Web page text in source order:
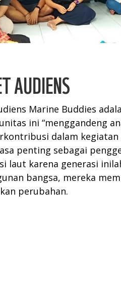
AUDIENS
Marine Buddies
ini “menggandeng
dalam kegiatan
penting sebagai
laut karena generasi
bangsa, mereka
perubahan.